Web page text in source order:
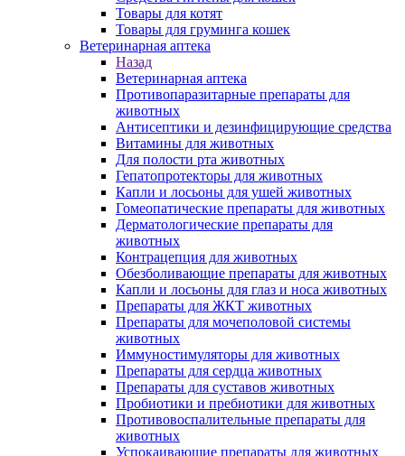
Товары для котят
Товары для груминга кошек
Ветеринарная аптека
Назад
Ветеринарная аптека
Противопаразитарные препараты для
животных
Антисептики и дезинфицирующие средства
Витамины для животных
Для полости рта животных
Гепатопротекторы для животных
Капли и лосьоны для ушей животных
Гомеопатические препараты для животных
Дерматологические препараты для
животных
Контрацепция для животных
Обезболивающие препараты для животных
Капли и лосьоны для глаз и носа животных
Препараты для ЖКТ животных
Препараты для мочеполовой системы
животных
Иммуностимуляторы для животных
Препараты для сердца животных
Препараты для суставов животных
Пробиотики и пребиотики для животных
Противовоспалительные препараты для
животных
Успокаивающие препараты для животных